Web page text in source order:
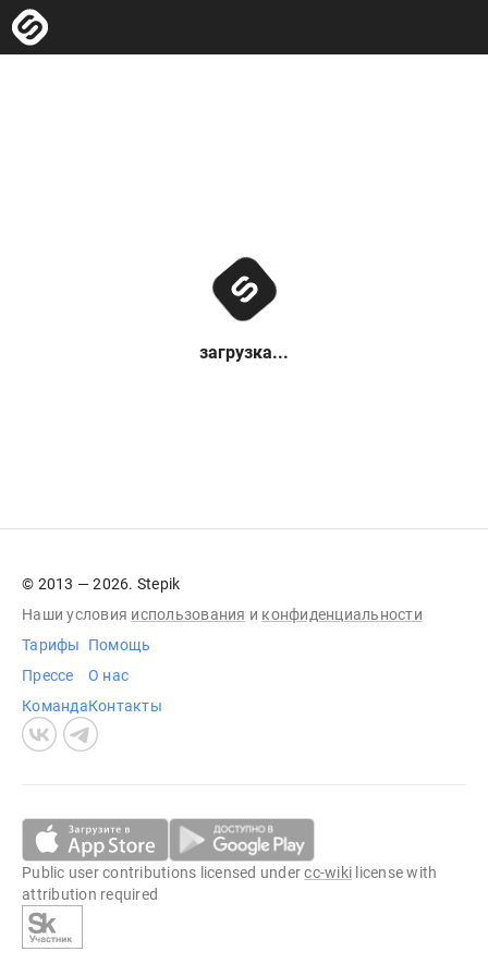
загрузка...
© 2013 — 2026. Stepik
Наши условия использования и конфиденциальности
Тарифы
Прессе
Команда
Помощь
О нас
Контакты
Public user contributions licensed undercc-wiki license with
attribution required